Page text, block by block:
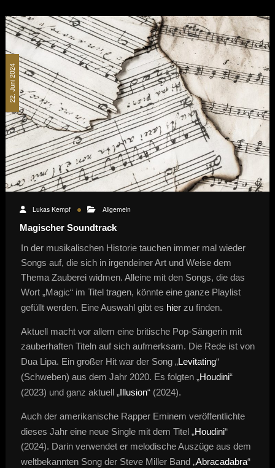
22. Juni 2024
Lukas Kempf Allgemein
Magischer Soundtrack
In der musikalischen Historie tauchen immer mal wieder
Songs auf, die sich in irgendeiner Art und Weise dem
Thema Zauberei widmen. Alleine mit den Songs, die das
Wort „Magic“ im Titel tragen, könnte eine ganze Playlist
gefüllt werden. Eine Auswahl gibt es hierzu finden.
Aktuell macht vor allem eine britische Pop-Sängerin mit
zauberhaften Titeln auf sich aufmerksam. Die Rede ist von
Dua Lipa. Ein großer Hit war der Song „Levitating“
(Schweben) aus dem Jahr 2020. Es folgten „Houdini“
(2023) und ganz aktuell „Illusion“ (2024).
Auch der amerikanische Rapper Eminem veröffentlichte
dieses Jahr eine neue Single mit dem Titel „Houdini“
(2024). Darin verwendet er melodische Auszüge aus dem
weltbekannten Song der Steve Miller Band „Abracadabra“